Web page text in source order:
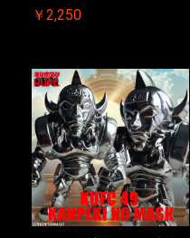
￥2,250